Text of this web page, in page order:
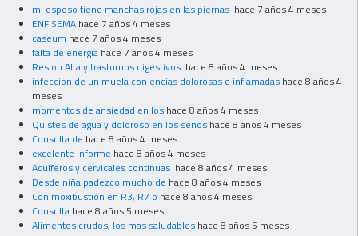
mi esposo tiene manchas rojas en las piernas hace 7 años 4 meses
ENFISEMA hace 7 años 4 meses
caseum hace 7 años 4 meses
falta de energía hace 7 años 4 meses
Resion Alta y trastornos digestivos hace 8 años 4 meses
infeccion de un muela con encias dolorosas e inflamadas hace 8 años 4
meses
momentos de ansiedad en los hace 8 años 4 meses
Quistes de agua y doloroso en los senos hace 8 años 4 meses
Consulta de hace 8 años 4 meses
excelente informe hace 8 años 4 meses
Acuíferos y cervicales continuas hace 8 años 4 meses
Desde niña padezco mucho de hace 8 años 4 meses
Con moxibustión en R3, R7 o hace 8 años 4 meses
Consulta hace 8 años 5 meses
Alimentos crudos, los mas saludables hace 8 años 5 meses